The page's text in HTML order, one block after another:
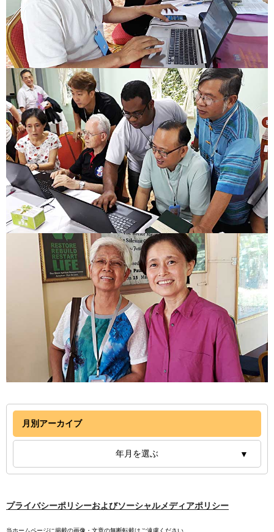
月別アーカイブ
年月を選ぶ
プライバシーポリシーおよびソーシャルメディアポリシー
当ホームページに掲載の画像・文章の無断転載はご遠慮ください。